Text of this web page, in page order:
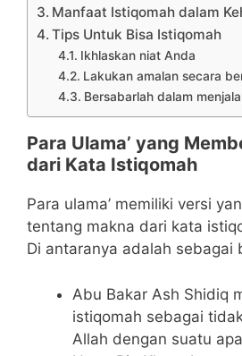
Manfaat Istiqomah dalam
Tips Untuk Bisa Istiqomah
Ikhlaskan niat Anda
Lakukan amalan secara
Bersabarlah dalam
Para Ulama’ yang
dari Kata Istiqomah
Para ulama’ memiliki versi
tentang makna dari kata
Di antaranya adalah sebagai
Abu Bakar Ash Shidiq
istiqomah sebagai
Allah dengan suatu